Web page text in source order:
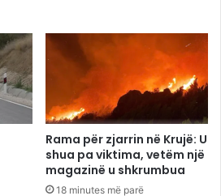
Rama për zjarrin në Krujë: U
shua pa viktima, vetëm një
magazinë u shkrumbua
18 minutes më parë